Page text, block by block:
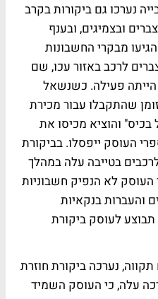
נערכו גם ביקורות בקרב
ובצמיגים, ובענף
מבקרי החשבונות
לרכב באזור עכו, שם
פעילה. כשנשאל
שהתקבלו עבור מכירת
והוציא מכיסו את
העוסק ייפסלו. בביקורת
בטייבה עלה במהלך
לא הנפיק חשבוניות
והעברות בנקאיות
לעוסק ביקורת
נערכה ביקורת חוזרת
עלה, כי העוסק השמיד